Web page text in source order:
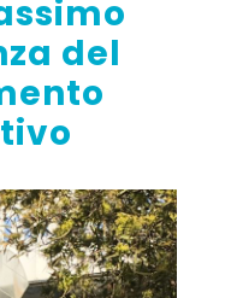
del